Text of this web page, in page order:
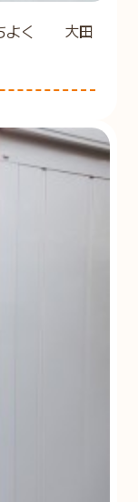
ちよく 大田